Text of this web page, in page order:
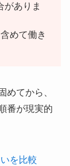
がありま
めて働き
めてから、
番が現実的
を比較